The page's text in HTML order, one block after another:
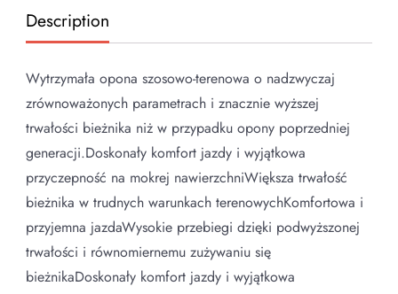
Description
Wytrzymała opona szosowo-terenowa o nadzwyczaj
zrównoważonych parametrach i znacznie wyższej
trwałości bieżnika niż w przypadku opony poprzedniej
generacji.Doskonały komfort jazdy i wyjątkowa
przyczepność na mokrej nawierzchniWiększa trwałość
bieżnika w trudnych warunkach terenowychKomfortowa i
przyjemna jazdaWysokie przebiegi dzięki podwyższonej
trwałości i równomiernemu zużywaniu się
bieżnikaDoskonały komfort jazdy i wyjątkowa